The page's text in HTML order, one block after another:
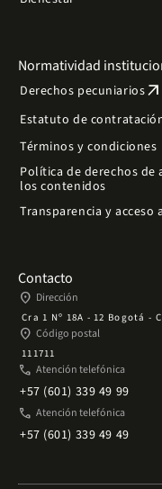
Normatividad
Derechos pecuniariosarrow_outward
Estatuto de
Términos y condiciones
Política de derechos
los contenidos
Transparencia y
Contacto
place Dirección
Cra 1 Nº 18A - 12 Bogotá -
place Código postal
111711
phone Atención telefónica
+57 (601) 339 49 99
phone Atención telefónica
+57 (601) 339 49 49